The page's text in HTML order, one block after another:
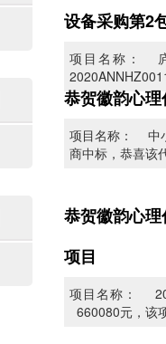
设备采购第2
项目名称：
恭贺徽韵心
项目名称： 中
商中标，恭喜该
恭贺徽韵心
项目
项目名称：
660080元，该